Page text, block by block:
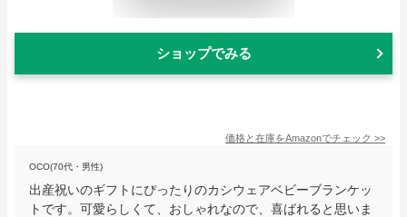
ショップでみる
価格と在庫をAmazonでチェック >>
OCO(70代・男性)
出産祝いのギフトにぴったりのカシウェアベビーブランケッ
トです。可愛らしくて、おしゃれなので、喜ばれると思いま